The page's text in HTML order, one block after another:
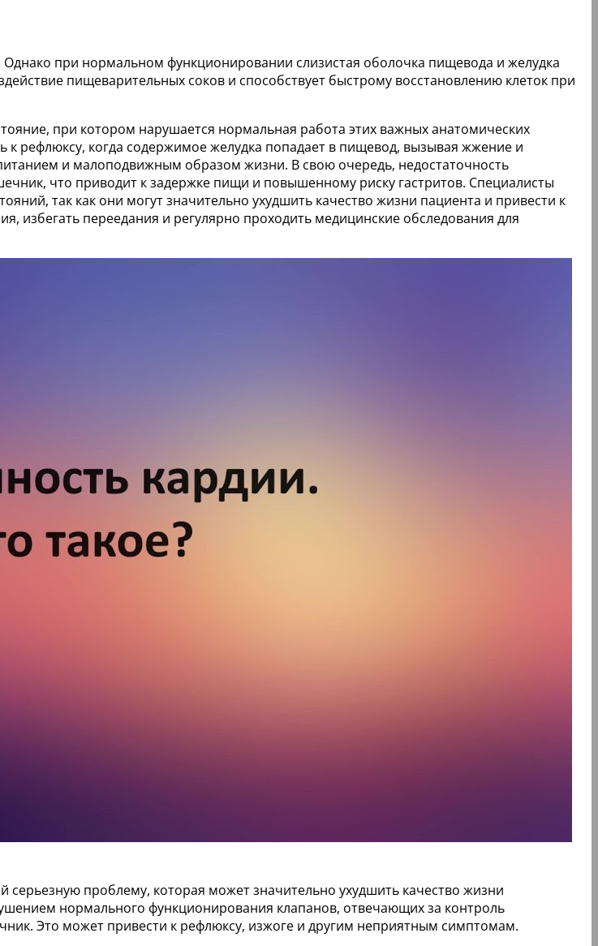
при нормальном функционировании слизистая оболочка пищевода и желудка
пищеварительных соков и способствует быстрому восстановлению клеток при
при котором нарушается нормальная работа этих важных анатомических
к рефлюксу, когда содержимое желудка попадает в пищевод, вызывая жжение и
и малоподвижным образом жизни. В свою очередь, недостаточность
что приводит к задержке пищи и повышенному риску гастритов. Специалисты
так как они могут значительно ухудшить качество жизни пациента и привести к
избегать переедания и регулярно проходить медицинские обследования для
серьезную проблему, которая может значительно ухудшить качество жизни
нормального функционирования клапанов, отвечающих за контроль
Это может привести к рефлюксу, изжоге и другим неприятным симптомам.